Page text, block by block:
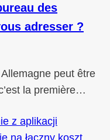
des
adresser ?
peut être
la première…